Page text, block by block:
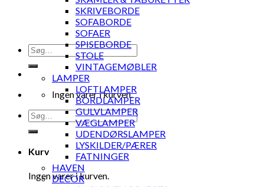
Søg
efter:
Ingen varer i kurven.
Søg
efter:
Kurv
Ingen varer i kurven.
SKRIVEBORDE
SOFABORDE
SOFAER
SPISEBORDE
STOLE
VINTAGEMØBLER
LAMPER
LOFTLAMPER
BORDLAMPER
GULVLAMPER
VÆGLAMPER
UDENDØRSLAMPER
LYSKILDER/PÆRER
FATNINGER
HAVEN
DECOR